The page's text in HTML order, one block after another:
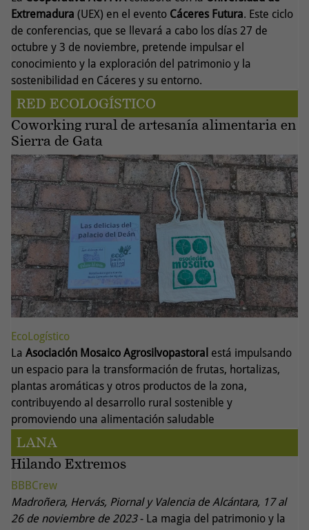
Extremadura (UEX) en el evento Cáceres Futura. Este ciclo
de conferencias, que se llevará a cabo los días 27 de
octubre y 3 de noviembre, pretende impulsar el
conocimiento y la exploración del patrimonio y la
sostenibilidad en Cáceres y su entorno.
RED ECOLOGÍSTICO
Coworking rural de artesanía alimentaria en
Sierra de Gata
EcoLogístico
La Asociación Mosaico Agrosilvopastoral está impulsando
un espacio para la transformación de frutas, hortalizas,
plantas aromáticas y otros productos de la zona,
contribuyendo al desarrollo rural sostenible y
promoviendo una alimentación saludable
LANA
Hilando Extremos
BBBCrew
Madroñera, Hervás, Piornal y Valencia de Alcántara, 17 al
26 de noviembre de 2023- La magia del patrimonio y la